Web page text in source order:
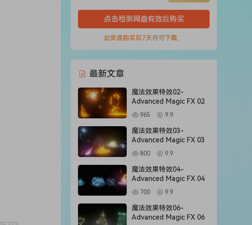
点击检测网盘有效后购买
此资源购买后7天内可下载。
最新文章
魔法效果特效02-
Advanced Magic FX 02
965 9.9
魔法效果特效03-
Advanced Magic FX 03
800 9.9
魔法效果特效04-
Advanced Magic FX 04
700 9.9
魔法效果特效06-
Advanced Magic FX 06